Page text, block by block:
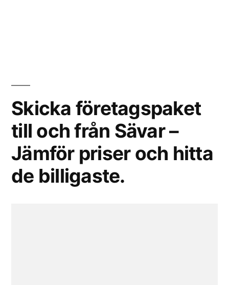
Skicka företagspaket
till och från Sävar –
Jämför priser och hitta
de billigaste.